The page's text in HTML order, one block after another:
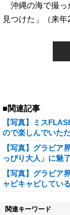
沖縄の海で撮っ
見つけた」（来
■関連記事
【写真】ミス
ので楽しんでいた
【写真】グラビア
っぴり大人」に魅
【写真】グラビア
ャピキャピしてい
関連キーワード